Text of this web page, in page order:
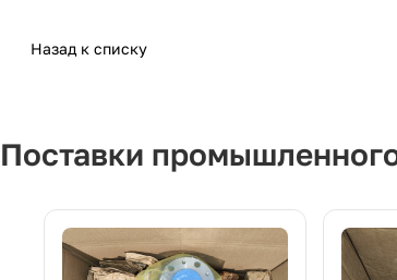
Назад к списку
Поставки